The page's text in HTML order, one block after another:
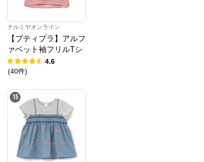
ナルミヤオンライン
【プティプラ】アルフ
ァベット袖フリルTシ
ャツ
4.6
(40件)
15